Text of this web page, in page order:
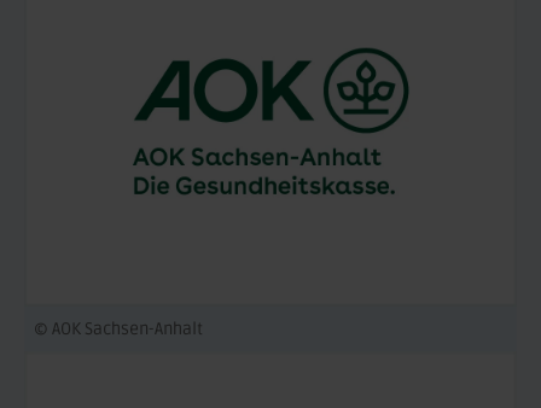
© AOK Sachsen-Anhalt